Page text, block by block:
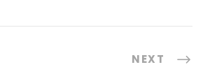
NEXT